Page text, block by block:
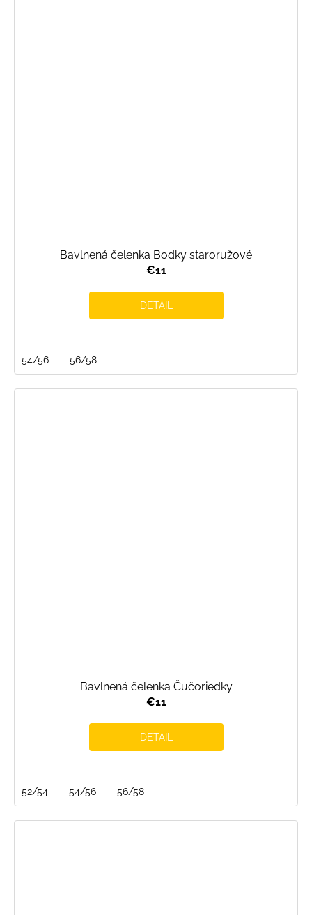
Bavlnená čelenka Bodky staroružové
€11
DETAIL
54/56 56/58
Bavlnená čelenka Čučoriedky
€11
DETAIL
52/54 54/56 56/58